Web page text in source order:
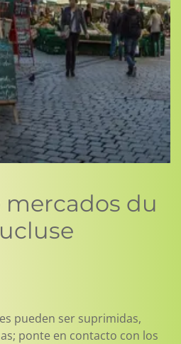
mercados du
pueden ser suprimidas,
ponte en contacto con los